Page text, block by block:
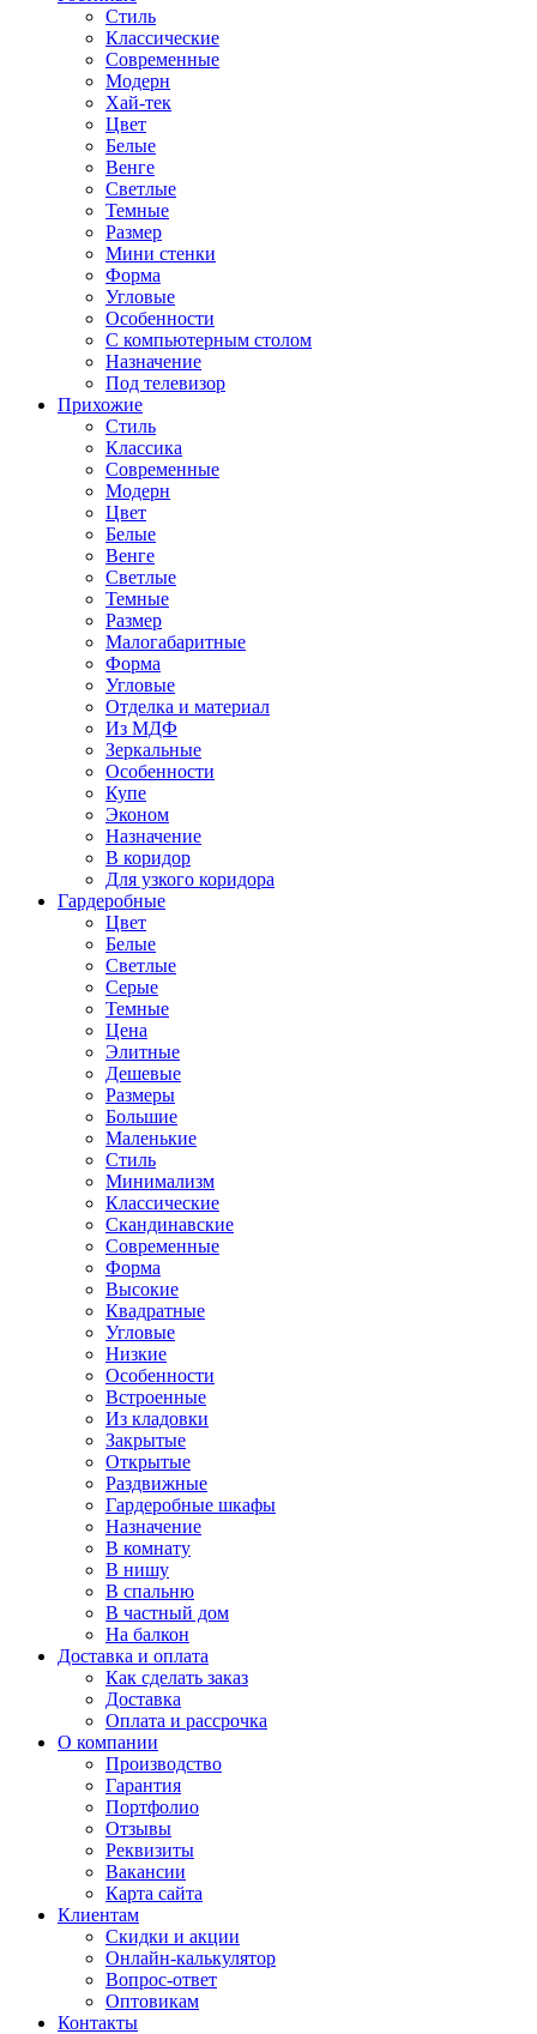
Стиль
Классические
Современные
Модерн
Хай-тек
Цвет
Белые
Венге
Светлые
Темные
Размер
Мини стенки
Форма
Угловые
Особенности
С компьютерным столом
Назначение
Под телевизор
Прихожие
Стиль
Классика
Современные
Модерн
Цвет
Белые
Венге
Светлые
Темные
Размер
Малогабаритные
Форма
Угловые
Отделка и материал
Из МДФ
Зеркальные
Особенности
Купе
Эконом
Назначение
В коридор
Для узкого коридора
Гардеробные
Цвет
Белые
Светлые
Серые
Темные
Цена
Элитные
Дешевые
Размеры
Большие
Маленькие
Стиль
Минимализм
Классические
Скандинавские
Современные
Форма
Высокие
Квадратные
Угловые
Низкие
Особенности
Встроенные
Из кладовки
Закрытые
Открытые
Раздвижные
Гардеробные шкафы
Назначение
В комнату
В нишу
В спальню
В частный дом
На балкон
Доставка и оплата
Как сделать заказ
Доставка
Оплата и рассрочка
О компании
Производство
Гарантия
Портфолио
Отзывы
Реквизиты
Вакансии
Карта сайта
Клиентам
Скидки и акции
Онлайн-калькулятор
Вопрос-ответ
Оптовикам
Контакты